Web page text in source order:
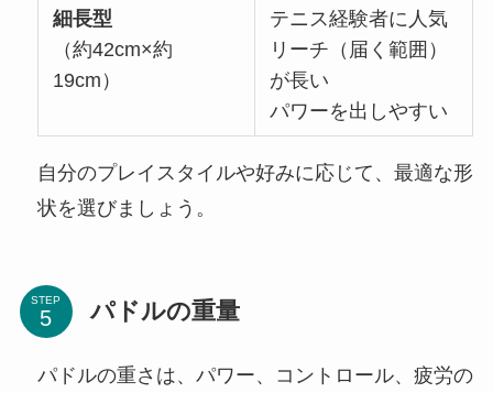
細長型
（約42cm×約
19cm）
テニス経験者に人気
リーチ（届く範囲）
が長い
パワーを出しやすい
自分のプレイスタイルや好みに応じて、最適な形
状を選びましょう。
STEP パドルの重量
パドルの重さは、パワー、コントロール、疲労の